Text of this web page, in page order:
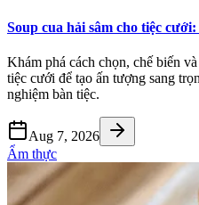
Soup cua hải sâm cho tiệc
Khám phá cách chọn, chế biến
tiệc cưới để tạo ấn tượng sang
nghiệm bàn tiệc.
Aug 7, 2026
Ẩm thực